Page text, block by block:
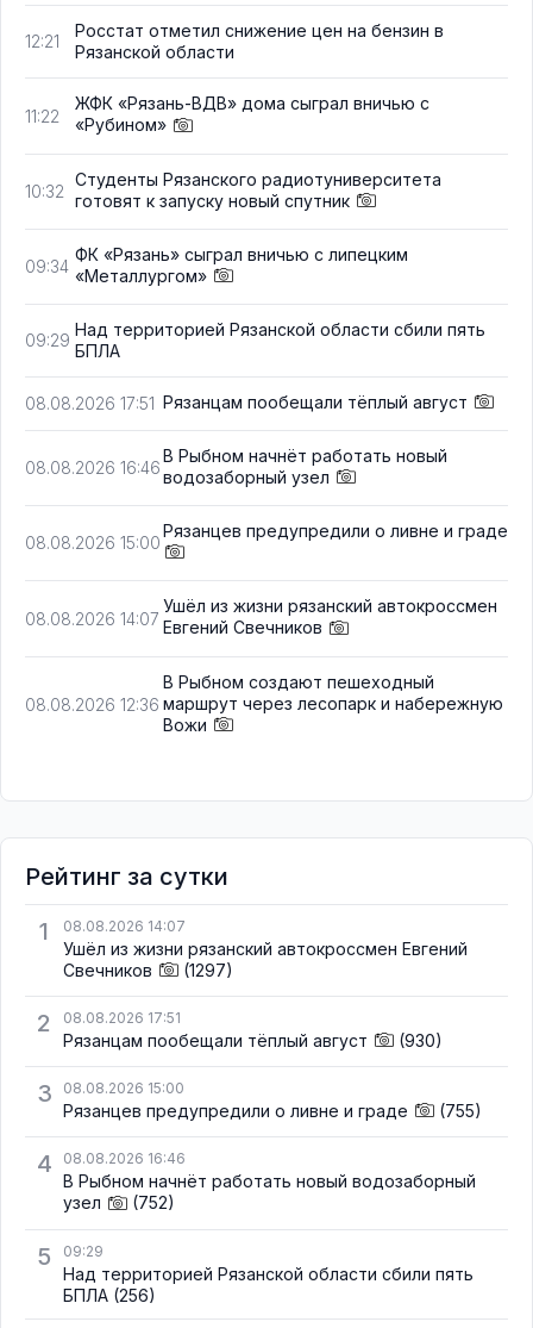
12:21
Росстат отметил снижение цен на бензин в
Рязанской области
11:22
ЖФК «Рязань-ВДВ» дома сыграл вничью с
«Рубином»
10:32
Студенты Рязанского радиотуниверситета
готовят к запуску новый спутник
09:34
ФК «Рязань» сыграл вничью с липецким
«Металлургом»
09:29
Над территорией Рязанской области сбили пять
БПЛА
08.08.2026 17:51 Рязанцам пообещали тёплый август
08.08.2026 16:46
В Рыбном начнёт работать новый
водозаборный узел
08.08.2026 15:00
Рязанцев предупредили о ливне и граде
08.08.2026 14:07
Ушёл из жизни рязанский автокроссмен
Евгений Свечников
08.08.2026 12:36
В Рыбном создают пешеходный
маршрут через лесопарк и набережную
Вожи
Рейтинг за сутки
1
08.08.2026 14:07
Ушёл из жизни рязанский автокроссмен Евгений
Свечников
(1297)
2 08.08.2026 17:51
Рязанцам пообещали тёплый август (930)
3 08.08.2026 15:00
Рязанцев предупредили о ливне и граде (755)
4 08.08.2026 16:46
В Рыбном начнёт работать новый водозаборный
узел
(752)
5 09:29
Над территорией Рязанской области сбили пять
БПЛА (256)